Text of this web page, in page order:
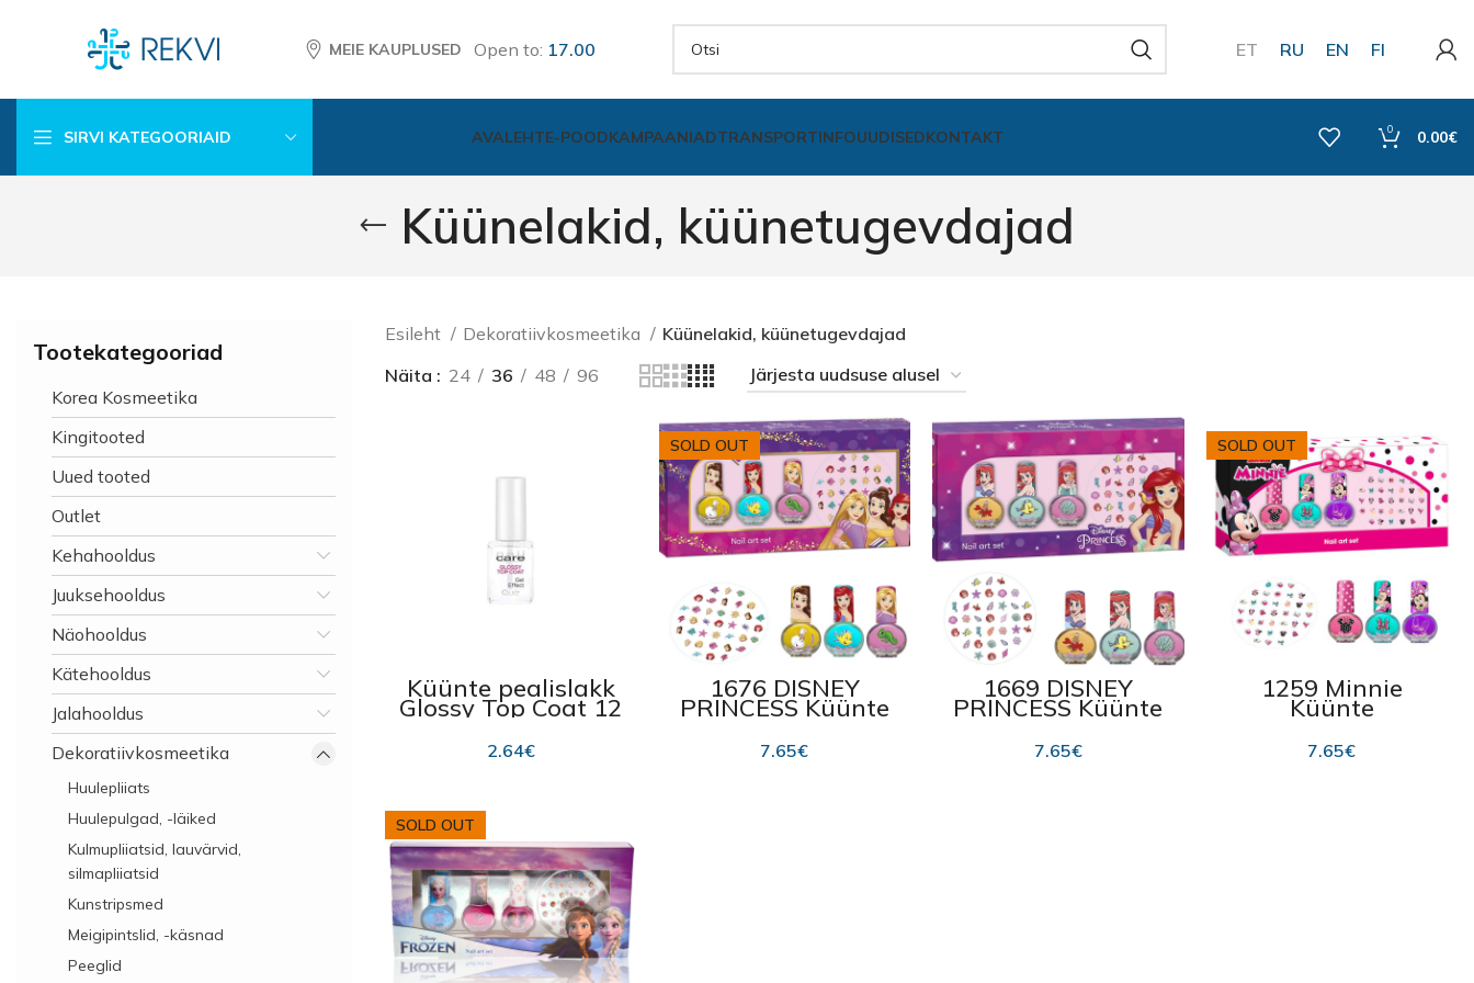
MEIE KAUPLUSED Open to: 17.00 ET RU EN FI
SIRVI KATEGOORIAID AVALEHTE-POODKAMPAANIADTRANSPORTINFOUUDISEDKONTAKT 0 0.00€
Küünelakid, küünetugevdajad
Tootekategooriad
Korea Kosmeetika
Kingitooted
Uued tooted
Outlet
Kehahooldus
Juuksehooldus
Näohooldus
Kätehooldus
Jalahooldus
Dekoratiivkosmeetika
Huulepliiats
Huulepulgad, -läiked
Kulmupliiatsid, lauvärvid,
silmapliiatsid
Kunstripsmed
Meigipintslid, -käsnad
Peeglid
Esileht Dekoratiivkosmeetika
Küünelakid, küünetugevdajad
Näita
24 36 48 96
Küünte pealislakk
Glossy Top Coat 12
ml
2.64€
SOLD OUT
1676 DISNEY
PRINCESS Küünte
kaunistamise
komplekt
7.65€
1669 DISNEY
PRINCESS Küünte
kaunistamise
komplekt
7.65€
SOLD OUT
1259 Minnie
Küünte
kaunistamise
komplekt
7.65€
SOLD OUT